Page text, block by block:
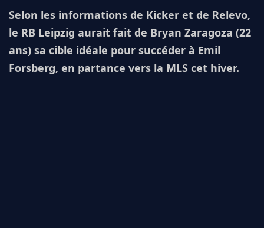
Selon les informations de Kicker et de Relevo,
le RB Leipzig aurait fait de Bryan Zaragoza (22
ans) sa cible idéale pour succéder à Emil
Forsberg, en partance vers la MLS cet hiver.